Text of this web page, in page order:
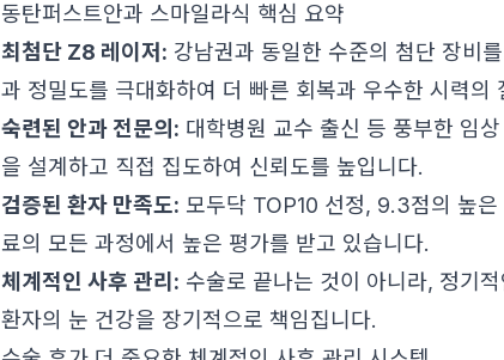
동탄퍼스트안과 스마일라식 핵심 요약
최첨단 Z8 레이저: 강남권과 동일한 수준의 첨단 장비
과 정밀도를 극대화하여 더 빠른 회복과 우수한 시력의
숙련된 안과 전문의: 대학병원 교수 출신 등 풍부한 임
을 설계하고 직접 집도하여 신뢰도를 높입니다.
검증된 환자 만족도: 모두닥 TOP10 선정, 9.3점의 높
료의 모든 과정에서 높은 평가를 받고 있습니다.
체계적인 사후 관리: 수술로 끝나는 것이 아니라, 정기
환자의 눈 건강을 장기적으로 책임집니다.